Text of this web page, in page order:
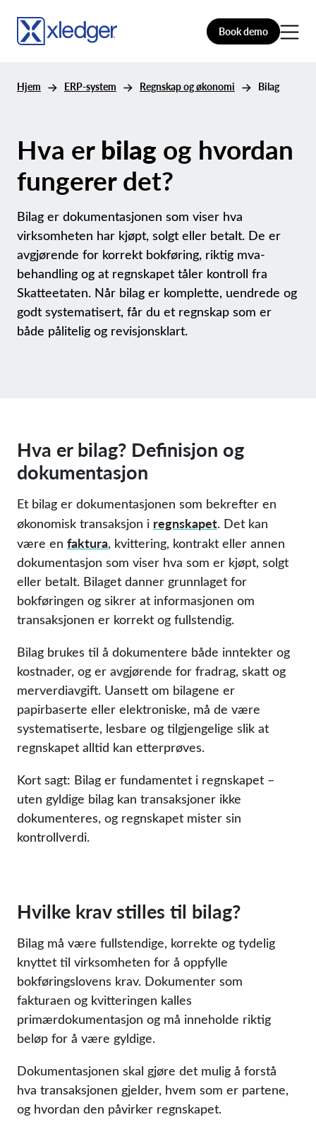
Book demo
Hjem ERP-system Regnskap og økonomi Bilag
Hva erbilagog hvordan
fungerer det?
Bilag er dokumentasjonen som viser hva
virksomheten har kjøpt, solgt eller betalt. De er
avgjørende for korrekt bokføring, riktig mva-
behandling og at regnskapet tåler kontroll fra
Skatteetaten. Når bilag er komplette, uendrede og
godt systematisert, får du et regnskap som er
både pålitelig og revisjonsklart.
Hva er bilag? Definisjon og
dokumentasjon
Et bilag er dokumentasjonen som bekrefter en
økonomisk transaksjon i regnskapet. Det kan
være en faktura, kvittering, kontrakt eller annen
dokumentasjon som viser hva som er kjøpt, solgt
eller betalt. Bilaget danner grunnlaget for
bokføringen og sikrer at informasjonen om
transaksjonen er korrekt og fullstendig.
Bilag brukes til å dokumentere både inntekter og
kostnader, og er avgjørende for fradrag, skatt og
merverdiavgift. Uansett om bilagene er
papirbaserte eller elektroniske, må de være
systematiserte, lesbare og tilgjengelige slik at
regnskapet alltid kan etterprøves.
Kort sagt: Bilag er fundamentet i regnskapet –
uten gyldige bilag kan transaksjoner ikke
dokumenteres, og regnskapet mister sin
kontrollverdi.
Hvilke krav stilles til bilag?
Bilag må være fullstendige, korrekte og tydelig
knyttet til virksomheten for å oppfylle
bokføringslovens krav. Dokumenter som
fakturaen og kvitteringen kalles
primærdokumentasjon og må inneholde riktig
beløp for å være gyldige.
Dokumentasjonen skal gjøre det mulig å forstå
hva transaksjonen gjelder, hvem som er partene,
og hvordan den påvirker regnskapet.